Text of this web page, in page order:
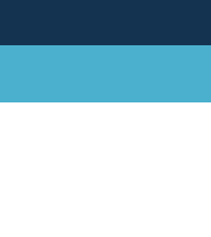
vent et est serré dans la
Le résultat dégage une